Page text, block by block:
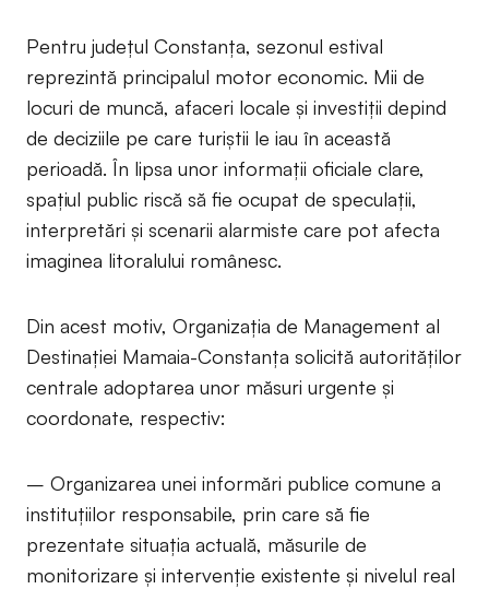
Pentru județul Constanța, sezonul estival
reprezintă principalul motor economic. Mii de
locuri de muncă, afaceri locale și investiții depind
de deciziile pe care turiștii le iau în această
perioadă. În lipsa unor informații oficiale clare,
spațiul public riscă să fie ocupat de speculații,
interpretări și scenarii alarmiste care pot afecta
imaginea litoralului românesc.
Din acest motiv, Organizația de Management al
Destinației Mamaia-Constanța solicită autorităților
centrale adoptarea unor măsuri urgente și
coordonate, respectiv:
– Organizarea unei informări publice comune a
instituțiilor responsabile, prin care să fie
prezentate situația actuală, măsurile de
monitorizare și intervenție existente și nivelul real